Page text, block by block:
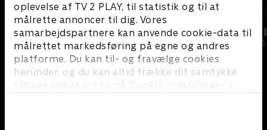
oplevelse af TV 2 PLAY, til statistik og til at
målrette annoncer til dig. Vores
samarbejdspartnere kan anvende cookie-data til
målrettet markedsføring på egne og andres
platforme. Du kan til- og fravælge cookies
herunder, og du kan altid trække dit samtykke
tilbage ved at klikke på ’Cookie-indstillinger’ i
Rejseholdet - jagten på en morder
Dokumentar • 2 sæsoner
Ingemann
Dokumentar •